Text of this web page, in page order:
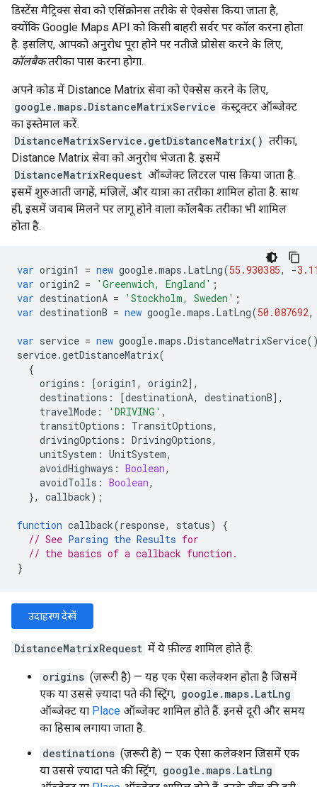
डिस्टेंस मैट्रिक्स सेवा को एसिंक्रोनस तरीके से ऐक्सेस किया जाता है,
क्योंकि Google Maps API को किसी बाहरी सर्वर पर कॉल करना होता
है. इसलिए, आपको अनुरोध पूरा होने पर नतीजे प्रोसेस करने के लिए,
कॉलबैकतरीका पास करना होगा.
अपने कोड में Distance Matrix सेवा को ऐक्सेस करने के लिए,
google.maps.DistanceMatrixService कंस्ट्रक्टर ऑब्जेक्ट
का इस्तेमाल करें.
DistanceMatrixService.getDistanceMatrix() तरीका,
Distance Matrix सेवा को अनुरोध भेजता है. इसमें
DistanceMatrixRequest ऑब्जेक्ट लिटरल पास किया जाता है.
इसमें शुरुआती जगहें, मंज़िलें, और यात्रा का तरीका शामिल होता है. साथ
ही, इसमें जवाब मिलने पर लागू होने वाला कॉलबैक तरीका भी शामिल
होता है.
var origin1 = new google.maps . LatLng(55.930385, -
var origin2 = 'Greenwich, England' ;
var destinationA = 'Stockholm, Sweden' ;
var destinationB = new google.maps . LatLng(50.087692,
var service = new google.maps .DistanceMatrixService
service.getDistanceMatrix(
{
origins : [origin1 , origin2],
destinations : [destinationA, destinationB],
travelMode : 'DRIVING' ,
transitOptions : TransitOptions,
drivingOptions : DrivingOptions,
unitSystem : UnitSystem,
avoidHighways : Boolean,
avoidTolls : Boolean,
},
callback);
function callback(response, status)
{
// See Parsing the Results for
// the basics of a callback function.
}
उदाहरण देखें
DistanceMatrixRequest में ये फ़ील्ड शामिल होते हैं:
origins (ज़रूरी है) — यह एक ऐसा कलेक्शन होता है जिसमें
एक या उससे ज़्यादा पते की स्ट्रिंग, google.maps.LatLng
ऑब्जेक्ट या Place ऑब्जेक्ट शामिल होते हैं. इनसे दूरी और समय
का हिसाब लगाया जाता है.
destinations (ज़रूरी है) — एक ऐसा कलेक्शन जिसमें एक
या उससे ज़्यादा पते की स्ट्रिंग, google.maps.LatLng